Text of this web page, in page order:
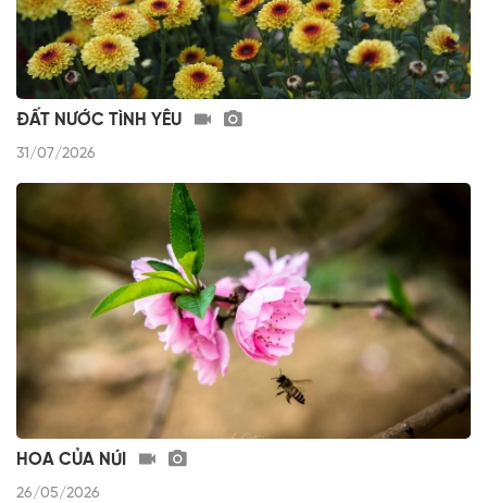
ĐẤT NƯỚC TÌNH YÊU
31/07/2026
HOA CỦA NÚI
26/05/2026